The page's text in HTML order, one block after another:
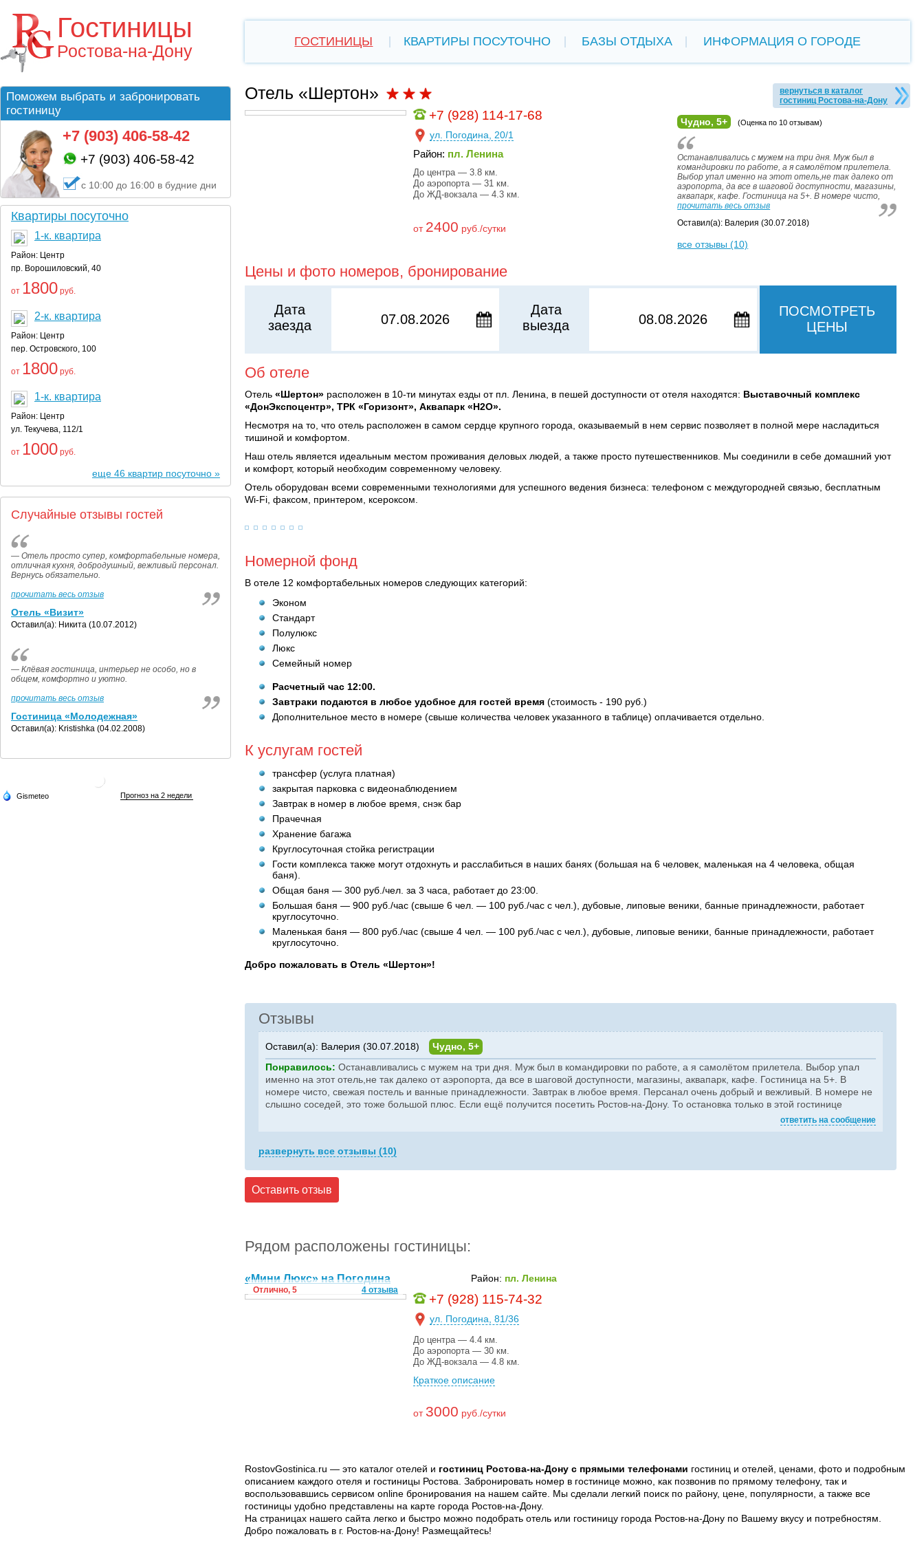
ГОСТИНИЦЫ КВАРТИРЫ ПОСУТОЧНО БАЗЫ ОТДЫХА ИНФОРМАЦИЯ О ГОРОДЕ
вернуться в каталог
гостиниц Ростова-на-Дону
Отель «Шертон»
Чудно, 5+ (Оценка по 10 отзывам)
Останавливались с мужем на три дня. Муж был в
командировки по работе, а я самолётом прилетела.
Выбор упал именно на этот отель,не так далеко от
аэропорта, да все в шаговой доступности, магазины,
аквапарк, кафе. Гостиница на 5+. В номере чисто,
прочитать весь отзыв
Оставил(а): Валерия (30.07.2018)
все отзывы (10)
+7 (928) 114-17-68
ул. Погодина, 20/1
Район: пл. Ленина
До центра — 3.8 км.
До аэропорта — 31 км.
До ЖД-вокзала — 4.3 км.
от 2400 руб./сутки
Цены и фото номеров, бронирование
Дата
заезда
Дата
выезда
ПОСМОТРЕТЬ
ЦЕНЫ
Об отеле
Отель «Шертон» расположен в 10-ти минутах езды от пл. Ленина, в пешей доступности от отеля находятся: Выставочный комплекс
«ДонЭкспоцентр», ТРК «Горизонт», Аквапарк «H2O».
Несмотря на то, что отель расположен в самом сердце крупного города, оказываемый в нем сервис позволяет в полной мере насладиться
тишиной и комфортом.
Наш отель является идеальным местом проживания деловых людей, а также просто путешественников. Мы соединили в себе домашний уют
и комфорт, который необходим современному человеку.
Отель оборудован всеми современными технологиями для успешного ведения бизнеса: телефоном с междугородней связью, бесплатным
Wi-Fi, факсом, принтером, ксероксом.
Номерной фонд
В отеле 12 комфортабельных номеров следующих категорий:
Эконом
Стандарт
Полулюкс
Люкс
Семейный номер
Расчетный час 12:00.
Завтраки подаются в любое удобное для гостей время (стоимость - 190 руб.)
Дополнительное место в номере (свыше количества человек указанного в таблице) оплачивается отдельно.
К услугам гостей
трансфер (услуга платная)
закрытая парковка с видеонаблюдением
Завтрак в номер в любое время, снэк бар
Прачечная
Хранение багажа
Круглосуточная стойка регистрации
Гости комплекса также могут отдохнуть и расслабиться в наших банях (большая на 6 человек, маленькая на 4 человека, общая
баня).
Общая баня — 300 руб./чел. за 3 часа, работает до 23:00.
Большая баня — 900 руб./час (свыше 6 чел. — 100 руб./час с чел.), дубовые, липовые веники, банные принадлежности, работает
круглосуточно.
Маленькая баня — 800 руб./час (свыше 4 чел. — 100 руб./час с чел.), дубовые, липовые веники, банные принадлежности, работает
круглосуточно.
Добро пожаловать в Отель «Шертон»!
Отзывы
Оставил(а): Валерия (30.07.2018)
Чудно, 5+
Понравилось: Останавливались с мужем на три дня. Муж был в командировки по работе, а я самолётом прилетела. Выбор упал
именно на этот отель,не так далеко от аэропорта, да все в шаговой доступности, магазины, аквапарк, кафе. Гостиница на 5+. В
номере чисто, свежая постель и ванные принадлежности. Завтрак в любое время. Персанал очень добрый и вежливый. В номере не
слышно соседей, это тоже большой плюс. Если ещё получится посетить Ростов-на-Дону. То остановка только в этой гостинице
ответить на сообщение
развернуть все отзывы (10)
Оставить отзыв
Рядом расположены гостиницы:
Район: пл. Ленина
«Мини Люкс» на Погодина
Отлично, 5 4 отзыва
+7 (928) 115-74-32
ул. Погодина, 81/36
До центра — 4.4 км.
До аэропорта — 30 км.
До ЖД-вокзала — 4.8 км.
Краткое описание
от 3000 руб./сутки
RostovGostinica.ru — это каталог отелей и гостиниц Ростова-на-Дону с прямыми телефонами гостиниц и отелей, ценами, фото и подробным
описанием каждого отеля и гостиницы Ростова. Забронировать номер в гостинице можно, как позвонив по прямому телефону, так и
воспользовавшись сервисом online бронирования на нашем сайте. Мы сделали легкий поиск по району, цене, популярности, а также все
гостиницы удобно представлены на карте города Ростов-на-Дону.
На страницах нашего сайта легко и быстро можно подобрать отель или гостиницу города Ростов-на-Дону по Вашему вкусу и потребностям.
Добро пожаловать в г. Ростов-на-Дону! Размещайтесь!
Гостиницы
Ростова-на-Дону
Поможем выбрать и забронировать
гостиницу
+7 (903) 406-58-42
+7 (903) 406-58-42
с 10:00 до 16:00 в будние дни
Квартиры посуточно
1-к. квартира
Район: Центр
пр. Ворошиловский, 40
от 1800 руб.
2-к. квартира
Район: Центр
пер. Островского, 100
от 1800 руб.
1-к. квартира
Район: Центр
ул. Текучева, 112/1
от 1000 руб.
еще 46 квартир посуточно »
Случайные отзывы гостей
— Отель просто супер, комфортабельные номера,
отличная кухня, добродушный, вежливый персонал.
Вернусь обязательно.
прочитать весь отзыв
Отель «Визит»
Оставил(а): Никита (10.07.2012)
— Клёвая гостиница, интерьер не особо, но в
общем, комфортно и уютно.
прочитать весь отзыв
Гостиница «Молодежная»
Оставил(а): Kristishka (04.02.2008)